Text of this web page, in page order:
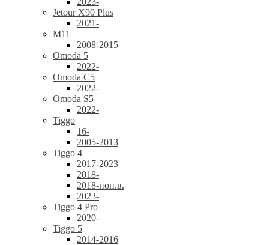
Jetour X90 Plus
2021-
M11
2008-2015
Omoda 5
2022-
Omoda C5
2022-
Omoda S5
2022-
Tiggo
16-
2005-2013
Tiggo 4
2017-2023
2018-
2018-пон.в.
2023-
Tiggo 4 Pro
2020-
Tiggo 5
2014-2016